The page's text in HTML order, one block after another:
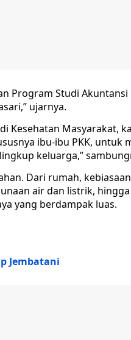
Program Studi Akuntansi
ujarnya.
Kesehatan Masyarakat,
ibu-ibu PKK, untuk
keluarga,”
Dari rumah,
air dan listrik,
yang berdampak luas.
Jembatani